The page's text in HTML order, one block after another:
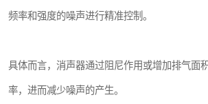
频率和强度的噪声进行精准控制。
具体而言，消声器通过阻尼作用或增加排气面
率，进而减少噪声的产生。